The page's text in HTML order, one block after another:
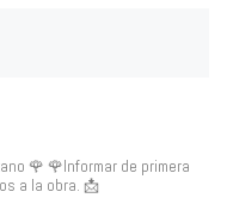
🌹 🌹Informar de primera
a la obra. 📩